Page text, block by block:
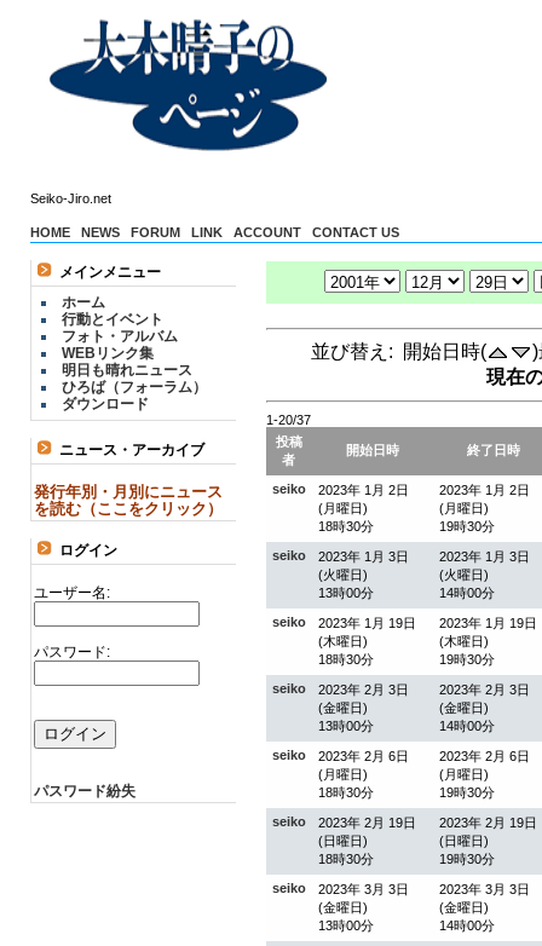
Seiko-Jiro.net
HOME NEWS FORUM LINK ACCOUNT CONTACT US
メインメニュー
ホーム
行動とイベント
フォト・アルバム
WEBリンク集
明日も晴れニュース
ひろば（フォーラム）
ダウンロード
ニュース・アーカイブ
発行年別・月別にニュース
を読む（ここをクリック）
ログイン
ユーザー名:
パスワード:
パスワード紛失
並び替え: 開始日時(
)
現在
1-20/37
投稿
者
開始日時 終了日時
seiko
2023年 1月 2日
(月曜日)
18時30分
2023年 1月 2日
(月曜日)
19時30分
seiko
2023年 1月 3日
(火曜日)
13時00分
2023年 1月 3日
(火曜日)
14時00分
seiko
2023年 1月 19日
(木曜日)
18時30分
2023年 1月 19日
(木曜日)
19時30分
seiko
2023年 2月 3日
(金曜日)
13時00分
2023年 2月 3日
(金曜日)
14時00分
seiko
2023年 2月 6日
(月曜日)
18時30分
2023年 2月 6日
(月曜日)
19時30分
seiko
2023年 2月 19日
(日曜日)
18時30分
2023年 2月 19日
(日曜日)
19時30分
seiko
2023年 3月 3日
(金曜日)
13時00分
2023年 3月 3日
(金曜日)
14時00分